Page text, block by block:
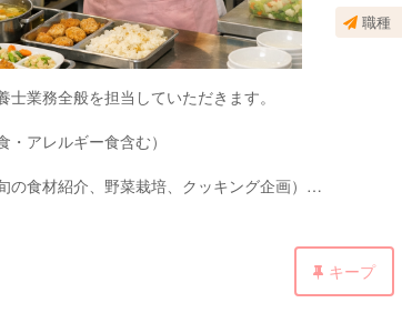
職種
士業務全般を担当していただきます。
・アレルギー食含む）
の食材紹介、野菜栽培、クッキング企画）
員10名程度の給食・おやつ調理を、2名体制で行ってい
キープ